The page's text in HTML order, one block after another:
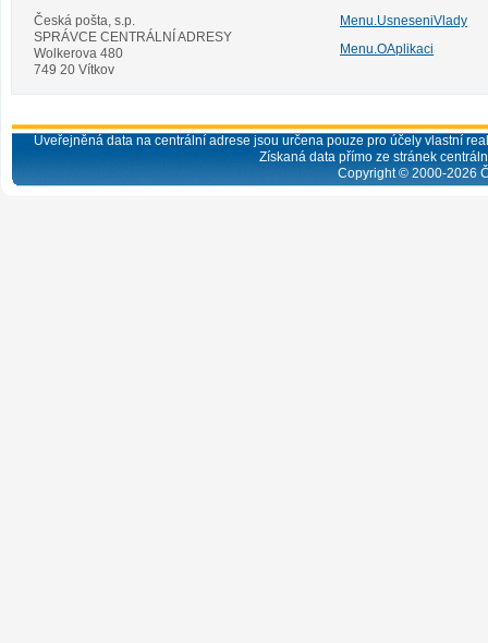
Česká pošta, s.p.
SPRÁVCE CENTRÁLNÍ ADRESY
Wolkerova 480
749 20 Vítkov
Menu.UsneseniVlady
Menu.OAplikaci
Uveřejněná data na centrální adrese jsou určena pouze pro účely vlastní
Získaná data přímo ze stránek
Copyright © 2000-2026